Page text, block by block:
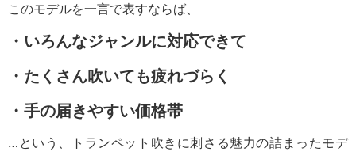
このモデルを一言で表すならば、
・いろんなジャンルに対応できて
・たくさん吹いても疲れづらく
・手の届きやすい価格帯
…という、トランペット吹きに刺さる魅力の詰まったモデ